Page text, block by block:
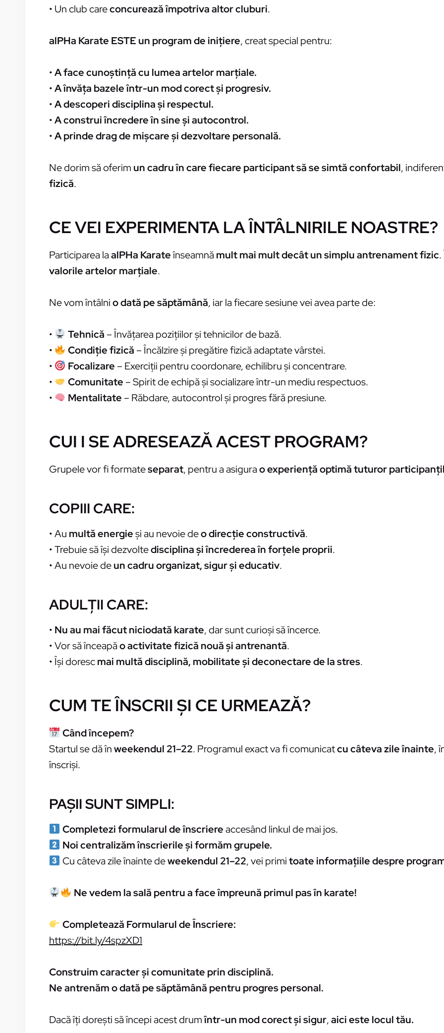
• Un club careconcurează împotriva altor cluburi.
alPHa Karate ESTE un program de inițiere, creat special pentru:
•A face cunoștință cu lumea artelor marțiale.
•A învăța bazele într-un mod corect și progresiv.
•A descoperi disciplina și respectul.
•A construi încredere în sine și autocontrol.
•A prinde drag de mișcare și dezvoltare personală.
Ne dorim să oferim un cadru în care fiecare participant să se simtă confortabil,
fizică.
CE VEI EXPERIMENTA LA ÎNTÂLNIRILE NOASTRE?
Participarea laalPHa Karateînseamnă mult mai mult decât un simplu antrenament fizic
valorile artelor marțiale.
Ne vom întâlnio dată pe săptămână, iar la fiecare sesiune vei avea parte de:
• Tehnică – Învățarea pozițiilor și tehnicilor de bază.
•
Condiție fizică – Încălzire și pregătire fizică adaptate vârstei.
•
Focalizare – Exerciții pentru coordonare, echilibru și concentrare.
•
Comunitate – Spirit de echipă și socializare într-un mediu respectuos.
•
Mentalitate – Răbdare, autocontrol și progres fără presiune.
CUI I SE ADRESEAZĂ ACEST PROGRAM?
Grupele vor fi formateseparat, pentru a asigurao experiență optimă tuturor
COPIII CARE:
• Au multă energieși au nevoie deo direcție constructivă.
• Trebuie să își dezvoltedisciplina și încrederea în forțele proprii.
• Au nevoie deun cadru organizat, sigur și educativ.
ADULȚII CARE:
• Nu au mai făcut niciodată karate, dar sunt curioși să încerce.
• Vor să înceapăo activitate fizică nouă și antrenantă.
• Își dorescmai multă disciplină, mobilitate și deconectare de la stres.
CUM TE ÎNSCRII ȘI CE URMEAZĂ?
Când începem?
Startul se dă înweekendul 21–22. Programul exact va fi comunicatcu câteva zile înainte,
înscriși.
PAȘII SUNT SIMPLI:
Completezi formularul de înscriereaccesând linkul de mai jos.
Noi centralizăm înscrierile și formăm grupele.
Cu câteva zile înainte deweekendul 21–22, vei primitoate informațiile despre
Ne vedem la sală pentru a face împreună primul pas în karate!
Completează Formularul de Înscriere:
https://bit.ly/4spzXD1
Construim caracter și comunitate prin disciplină.
Ne antrenăm o dată pe săptămână pentru progres personal.
Dacă îți dorești să începi acest drumîntr-un mod corect și sigur,aici este locul tău.